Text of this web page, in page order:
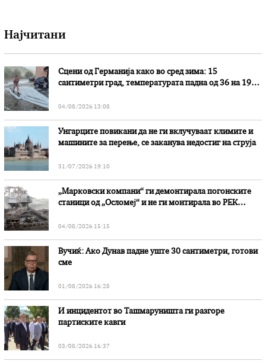
Најчитани
Сцени од Германија како во сред зима: 15
сантиметри град, температурата падна од 36 на 19
04/08/2026 13:08
Унгарците повикани да не ги вклучуваат климите и
машините за перење, се заканува недостиг на струја
31/07/2026 19:10
„Марковски компани“ ги демонтирала погонските
станици од „Осломеј“ и не ги монтирала во РЕК
04/08/2026 15:15
Вучиќ: Ако Дунав падне уште 30 сантиметри, готови
сме
01/08/2026 16:28
И инцидентот во Ташмаруништa ги разгоре
партиските кавги
03/08/2026 16:37